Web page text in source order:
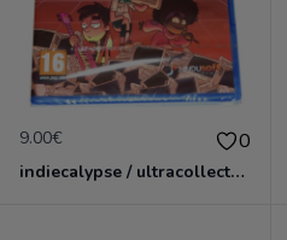
9.00€ 0
indiecalypse / ultracollectors / PS4